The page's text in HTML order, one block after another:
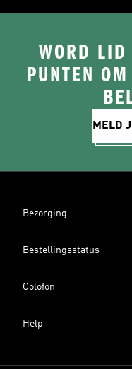
WORD
PUNTEN
MELD
Bezorging
Bestellingsstatus
Colofon
Help